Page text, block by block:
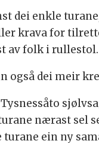
dei enkle
krava for
av folk i rullestol.
også dei meir
nærast sel
turane ein ny